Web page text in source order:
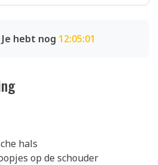
hebt nog 12:05:01
hals
op de schouder